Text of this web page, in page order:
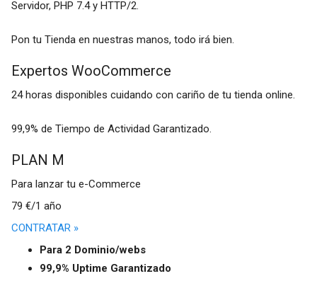
Servidor, PHP 7.4 y HTTP/2.
Pon tu Tienda en nuestras manos, todo irá bien.
Expertos WooCommerce
24 horas disponibles cuidando con cariño de tu tienda online.
99,9% de Tiempo de Actividad Garantizado.
PLAN M
Para lanzar tu e-Commerce
79 €/1 año
CONTRATAR »
Para 2 Dominio/webs
99,9% Uptime Garantizado